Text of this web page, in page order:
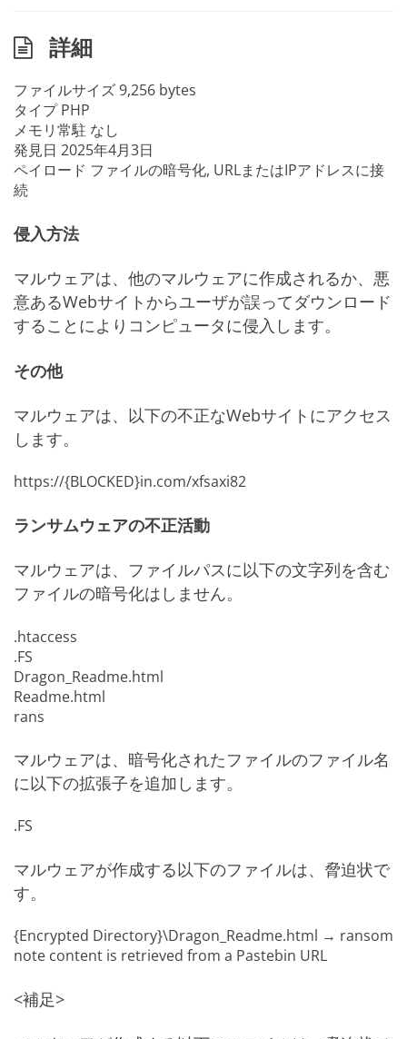
詳細
ファイルサイズ9,256 bytes
タイプPHP
メモリ常駐 なし
発見日 2025年4月3日
ペイロード ファイルの暗号化, URLまたはIPアドレスに接
続
侵入方法
マルウェアは、他のマルウェアに作成されるか、悪
意あるWebサイトからユーザが誤ってダウンロード
することによりコンピュータに侵入します。
その他
マルウェアは、以下の不正なWebサイトにアクセス
します。
https://{BLOCKED}in.com/xfsaxi82
ランサムウェアの不正活動
マルウェアは、ファイルパスに以下の文字列を含む
ファイルの暗号化はしません。
.htaccess
.FS
Dragon_Readme.html
Readme.html
rans
マルウェアは、暗号化されたファイルのファイル名
に以下の拡張子を追加します。
.FS
マルウェアが作成する以下のファイルは、脅迫状で
す。
{Encrypted Directory}\Dragon_Readme.html → ransom
note content is retrieved from a Pastebin URL
<補足>